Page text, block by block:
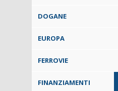
DOGANE
EUROPA
FERROVIE
FINANZIAMENTI